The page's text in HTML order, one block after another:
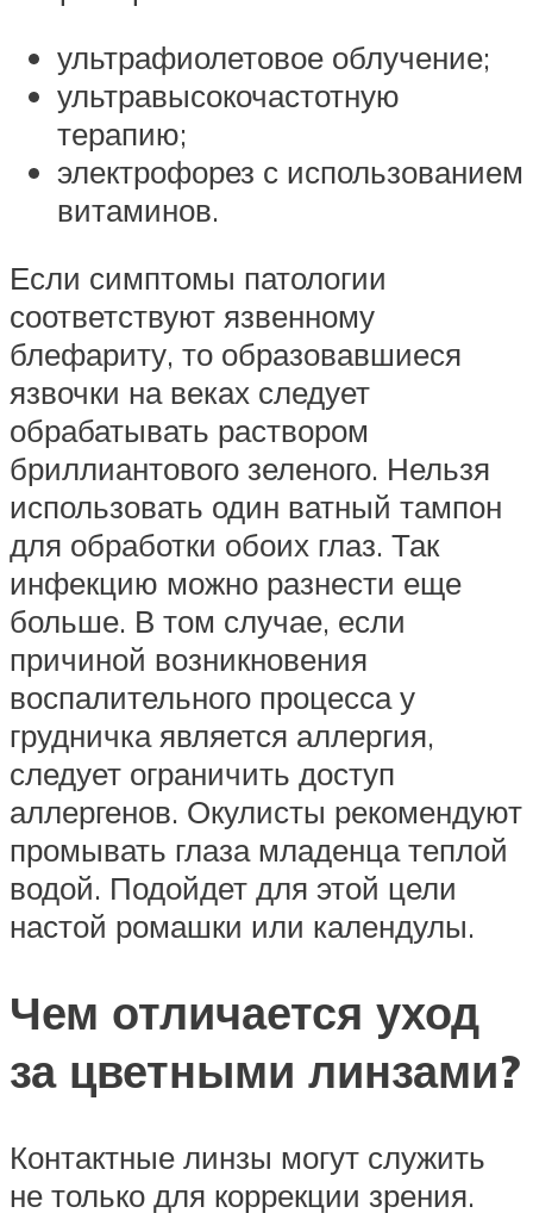
ультрафиолетовое облучение;
ультравысокочастотную
терапию;
электрофорез с использованием
витаминов.
Если симптомы патологии
соответствуют язвенному
блефариту, то образовавшиеся
язвочки на веках следует
обрабатывать раствором
бриллиантового зеленого. Нельзя
использовать один ватный тампон
для обработки обоих глаз. Так
инфекцию можно разнести еще
больше. В том случае, если
причиной возникновения
воспалительного процесса у
грудничка является аллергия,
следует ограничить доступ
аллергенов. Окулисты рекомендуют
промывать глаза младенца теплой
водой. Подойдет для этой цели
настой ромашки или календулы.
Чем отличается уход
за цветными линзами?
Контактные линзы могут служить
не только для коррекции зрения.